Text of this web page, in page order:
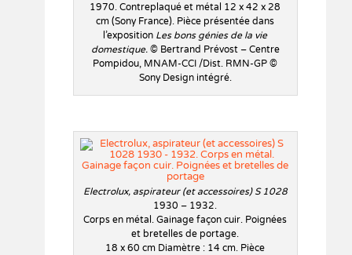
1970. Contreplaqué et métal 12 x 42 x 28
cm (Sony France). Pièce présentée dans
l’exposition Les bons génies de la vie
domestique.© Bertrand Prévost – Centre
Pompidou, MNAM-CCI /Dist. RMN-GP ©
Sony Design intégré.
Electrolux, aspirateur (et accessoires) S 1028
1930 – 1932.
Corps en métal. Gainage façon cuir. Poignées
et bretelles de portage.
18 x 60 cm Diamètre : 14 cm. Pièce